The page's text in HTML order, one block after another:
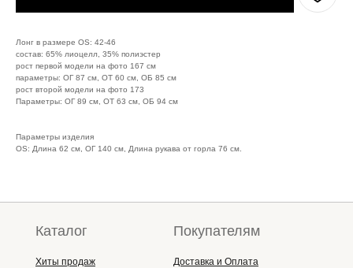
Лонг в размере OS: 42-46
состав: 65% лиоцелл, 35% полиэстер
рост первой модели на фото 167 см
параметры: ОГ 87 см, ОТ 60 см, ОБ 85 см
рост второй модели на фото 173
Параметры: ОГ 89 см, ОТ 63 см, ОБ 94 см
Параметры изделия
OS: Длина 62 см, ОГ 140 см, Длина рукава от горла 76 см.
Каталог
Хиты продаж
Доставка и Оплата
Покупателям